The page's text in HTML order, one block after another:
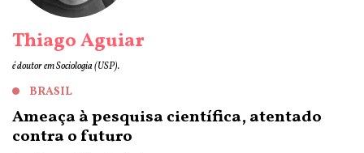
Thiago Aguiar
é doutor em Sociologia (USP).
BRASIL
Ameaça à pesquisa científica, atentado
contra o futuro